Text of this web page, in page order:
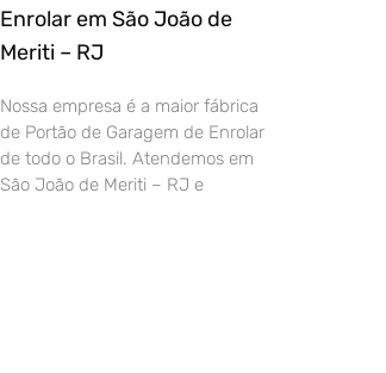
Enrolar em São João de
Meriti – RJ
Nossa empresa é a maior fábrica
de Portão de Garagem de Enrolar
de todo o Brasil. Atendemos em
São João de Meriti – RJ e